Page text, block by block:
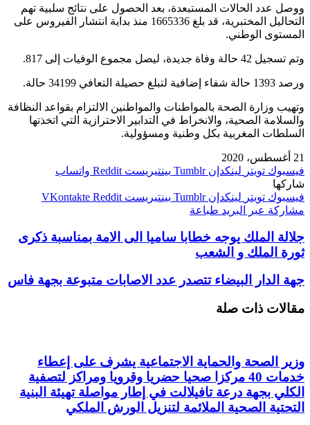
ووصل عدد الحالات المستبعدة، بعد الحصول على نتائج سلبية تهم
التحاليل المختبرية، قد بلغ 1665336 منذ بداية انتشار الفيروس على
المستوى الوطني.
وتم تسجيل 42 حالة وفاة جديدة، ليصل مجموع الوفيات إلى 817.
ورصد 1393 حالة شفاء إضافية لتبلغ حصيلة التعافي 34199 حالة.
وتهيب وزارة الصحة بالمواطنات والمواطنين الالتزام بقواعد النظافة
والسلامة الصحية، والانخراط في التدابير الاحترازية التي اتخذتها
السلطات المغربية بكل وطنية ومسؤولية.
21 أغسطس، 2020
فيسبوك تويتر لينكدإن بينتيريست
واتساب
شاركها
فيسبوك تويتر لينكدإن بينتيريست
مشاركة عبر البريد طباعة
جلالة الملك يوجه خطابا ساميا الى الامة بمناسبة ذكرى
ثورة الملك و الشعب
جهة الدار البيضاء تتصدر عدد الاصابات متبوعة بجهة فاس
مقالات ذات صلة
وزير الصحة والحماية الاجتماعية يشرف على إعطاء
خدمات 40 مركزا صحيا حضريا وقرويا ومراكز لتصفية
الكلي بجهة درعة تافيلالت في إطار مواصلة تهيئة البنية
التحتية الصحية الملائمة لتنزيل الورش الملكي